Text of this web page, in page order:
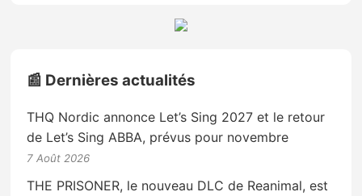
📰 Dernières actualités
THQ Nordic annonce Let’s Sing 2027 et le retour
de Let’s Sing ABBA, prévus pour novembre
7 Août 2026
THE PRISONER, le nouveau DLC de Reanimal, est